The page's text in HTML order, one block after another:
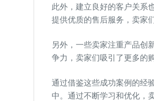
此外，建立良好的客户关系
提供优质的售后服务，卖家
另外，一些卖家注重产品创
争力，卖家们吸引了更多的
通过借鉴这些成功案例的经
中。通过不断学习和优化，